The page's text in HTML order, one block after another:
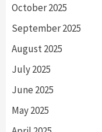
October 2025
September 2025
August 2025
July 2025
June 2025
May 2025